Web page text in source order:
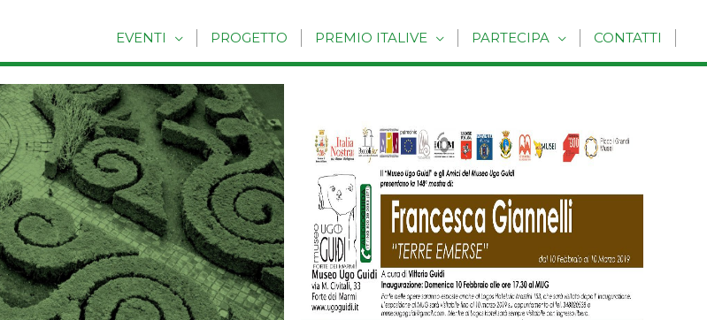
EVENTI PROGETTO PREMIO ITALIVE PARTECIPA CONTATTI